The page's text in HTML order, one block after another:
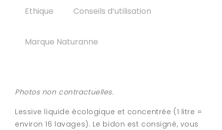
Ethique Conseils d‘utilisation
Marque Naturanne
Photos non contractuelles.
Lessive liquide écologique et concentrée (1 litre =
environ 16 lavages). Le bidon est consigné, vous